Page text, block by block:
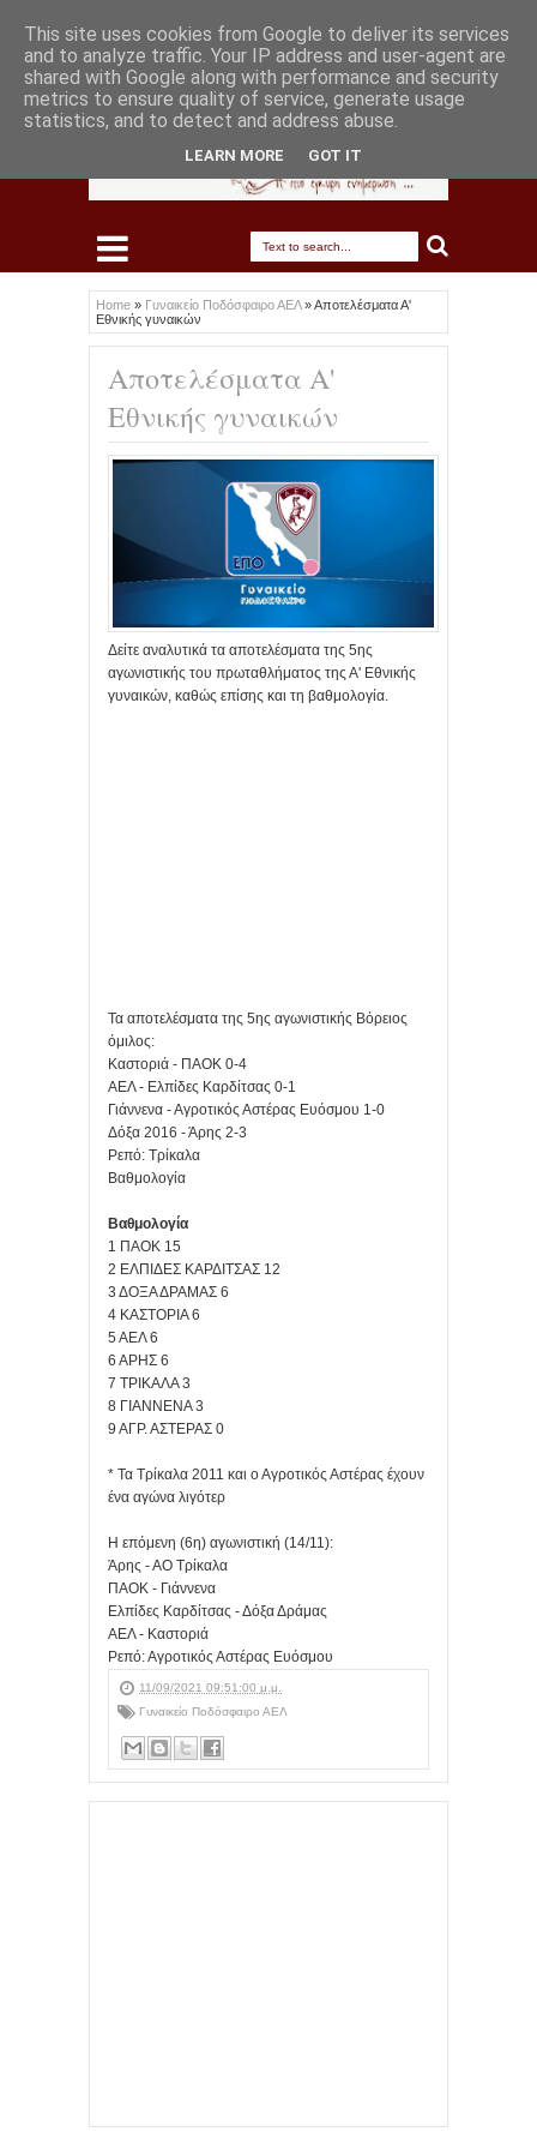
Home » Γυναικείο Ποδόσφαιρο ΑΕΛ»Αποτελέσματα Α'
Εθνικής γυναικών
Αποτελέσματα Α'
Εθνικής γυναικών
Δείτε αναλυτικά τα αποτελέσματα της 5ης
αγωνιστικής του πρωταθλήματος της Α' Εθνικής
γυναικών, καθώς επίσης και τη βαθμολογία.
Τα αποτελέσματα της 5ης αγωνιστικής Βόρειος
όμιλος:
Καστοριά - ΠΑΟΚ 0-4
ΑΕΛ - Ελπίδες Καρδίτσας 0-1
Γιάννενα - Αγροτικός Αστέρας Ευόσμου 1-0
Δόξα 2016 - Άρης 2-3
Ρεπό: Τρίκαλα
Βαθμολογία
Βαθμολογία
1 ΠΑΟΚ 15
2 ΕΛΠΙΔΕΣ ΚΑΡΔΙΤΣΑΣ 12
3 ΔΟΞΑ ΔΡΑΜΑΣ 6
4 ΚΑΣΤΟΡΙΑ 6
5 ΑΕΛ 6
6 ΑΡΗΣ 6
7 ΤΡΙΚΑΛΑ 3
8 ΓΙΑΝΝΕΝΑ 3
9 ΑΓΡ. ΑΣΤΕΡΑΣ 0
* Τα Τρίκαλα 2011 και ο Αγροτικός Αστέρας έχουν
ένα αγώνα λιγότερ
Η επόμενη (6η) αγωνιστική (14/11):
Άρης - ΑΟ Τρίκαλα
ΠΑΟΚ - Γιάννενα
Ελπίδες Καρδίτσας - Δόξα Δράμας
ΑΕΛ - Καστοριά
Ρεπό: Αγροτικός Αστέρας Ευόσμου
11/09/2021 09:51:00 μ.μ.
Γυναικείο Ποδόσφαιρο ΑΕΛ
This site uses cookies from Google to deliver its services
and to analyze traffic. Your IP address and user-agent are
shared with Google along with performance and security
metrics to ensure quality of service, generate usage
statistics, and to detect and address abuse.
LEARN MORE GOT IT